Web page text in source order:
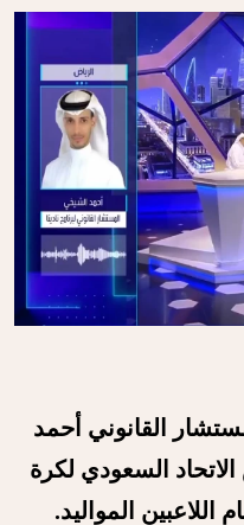
القانوني أحمد
السعودي لكرة
اللاعبين المواليد.